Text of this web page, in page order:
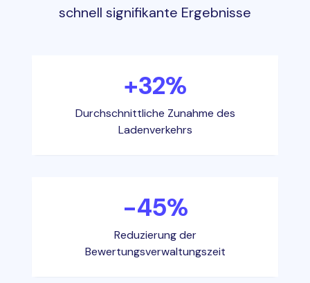
schnell signifikante Ergebnisse
+32%
Durchschnittliche Zunahme des
Ladenverkehrs
-45%
Reduzierung der
Bewertungsverwaltungszeit